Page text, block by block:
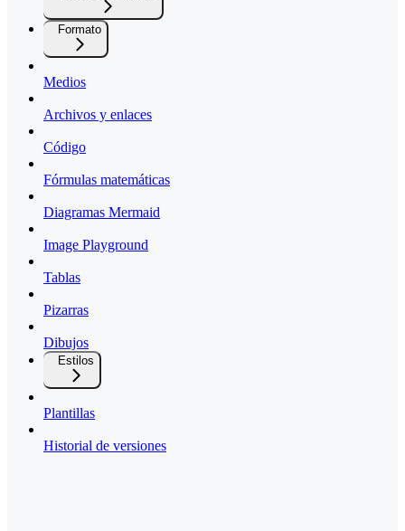
Formato
Medios
Archivos y enlaces
Código
Fórmulas matemáticas
Diagramas Mermaid
Image Playground
Tablas
Pizarras
Dibujos
Estilos
Plantillas
Historial de versiones